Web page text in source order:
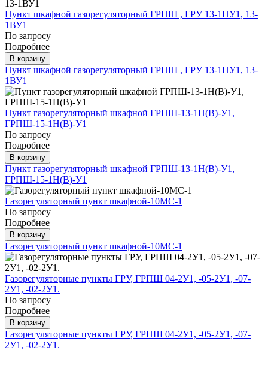
Пункт шкафной газорегуляторный ГРПШ , ГРУ 13-1НУ1, 13-
1ВУ1
По запросу
Подробнее
В корзину
Пункт шкафной газорегуляторный ГРПШ , ГРУ 13-1НУ1, 13-
1ВУ1
Пункт газорегуляторный шкафной ГРПШ-13-1Н(В)-У1,
ГРПШ-15-1Н(В)-У1
По запросу
Подробнее
В корзину
Пункт газорегуляторный шкафной ГРПШ-13-1Н(В)-У1,
ГРПШ-15-1Н(В)-У1
Газорегуляторный пункт шкафной-10МС-1
По запросу
Подробнее
В корзину
Газорегуляторный пункт шкафной-10МС-1
Газорегуляторные пункты ГРУ, ГРПШ 04-2У1, -05-2У1, -07-
2У1, -02-2У1.
По запросу
Подробнее
В корзину
Газорегуляторные пункты ГРУ, ГРПШ 04-2У1, -05-2У1, -07-
2У1, -02-2У1.